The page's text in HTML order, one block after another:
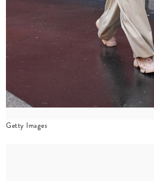
Getty Images